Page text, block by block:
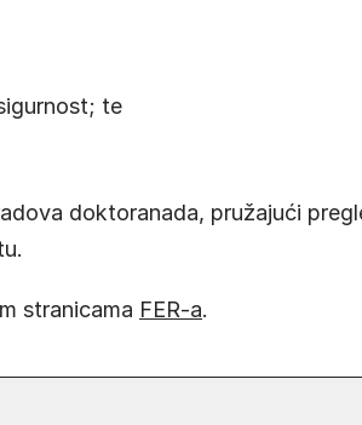
te
doktoranada, pružajući
stranicama FER-a.